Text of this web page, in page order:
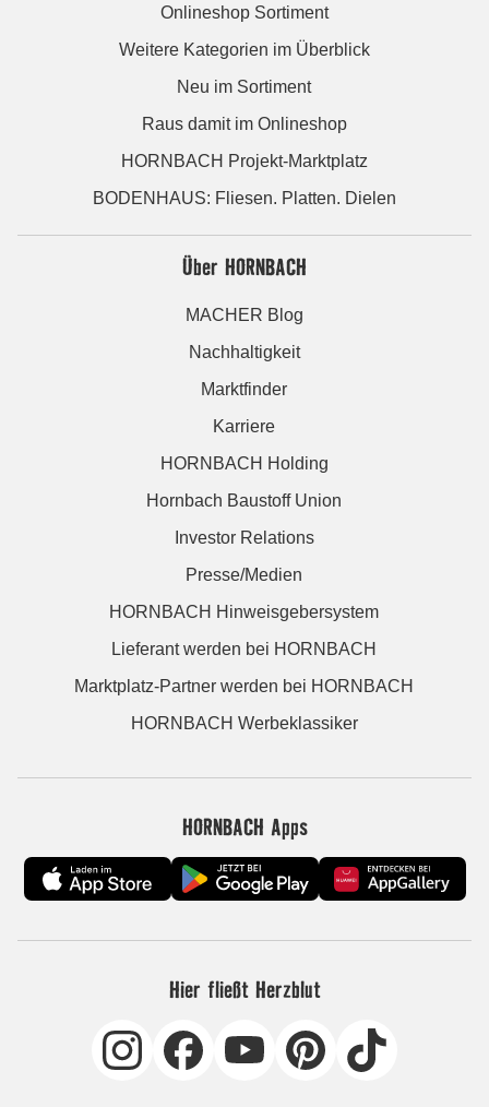
Onlineshop Sortiment
Weitere Kategorien im Überblick
Neu im Sortiment
Raus damit im Onlineshop
HORNBACH Projekt-Marktplatz
BODENHAUS: Fliesen. Platten. Dielen
Über HORNBACH
MACHER Blog
Nachhaltigkeit
Marktfinder
Karriere
HORNBACH Holding
Hornbach Baustoff Union
Investor Relations
Presse/Medien
HORNBACH Hinweisgebersystem
Lieferant werden bei HORNBACH
Marktplatz-Partner werden bei HORNBACH
HORNBACH Werbeklassiker
HORNBACH Apps
Hier fließt Herzblut